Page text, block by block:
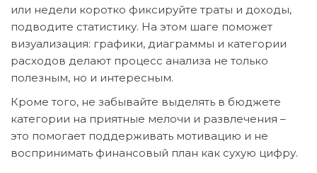
или недели коротко фиксируйте траты и доходы,
подводите статистику. На этом шаге поможет
визуализация: графики, диаграммы и категории
расходов делают процесс анализа не только
полезным, но и интересным.
Кроме того, не забывайте выделять в бюджете
категории на приятные мелочи и развлечения –
это помогает поддерживать мотивацию и не
воспринимать финансовый план как сухую цифру.